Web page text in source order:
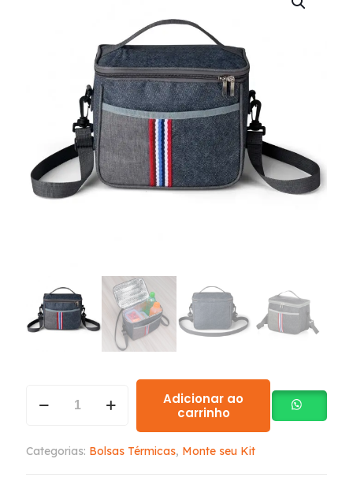
Adicionar ao
carrinho
Categorias: Bolsas Térmicas, Monte seu Kit